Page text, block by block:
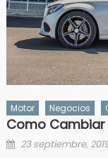
Motor Negocios
Como Cambiar
Posted
23 septiembre,